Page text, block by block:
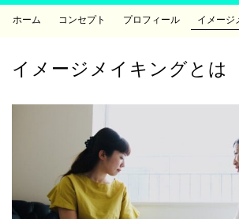
ホーム コンセプト プロフィール イメージ
イメージメイキングとは